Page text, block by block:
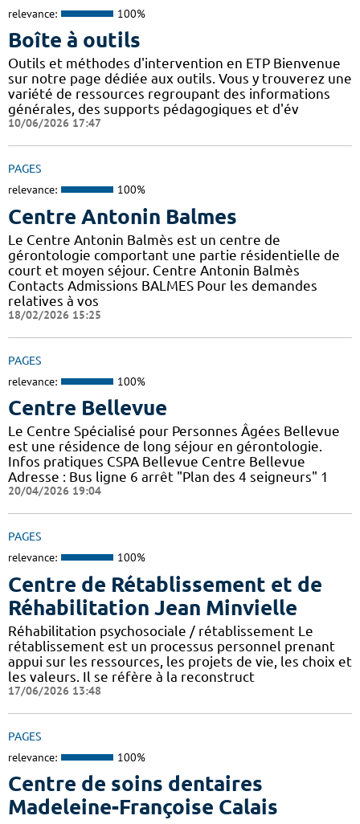
relevance: 100%
Boîte à outils
Outils et méthodes d'intervention en ETP Bienvenue
sur notre page dédiée aux outils. Vous y trouverez une
variété de ressources regroupant des informations
générales, des supports pédagogiques et d'év
10/06/2026 17:47
PAGES
relevance: 100%
Centre Antonin Balmes
Le Centre Antonin Balmès est un centre de
gérontologie comportant une partie résidentielle de
court et moyen séjour. Centre Antonin Balmès
Contacts Admissions BALMES Pour les demandes
relatives à vos
18/02/2026 15:25
PAGES
relevance: 100%
Centre Bellevue
Le Centre Spécialisé pour Personnes Âgées Bellevue
est une résidence de long séjour en gérontologie.
Infos pratiques CSPA Bellevue Centre Bellevue
Adresse : Bus ligne 6 arrêt "Plan des 4 seigneurs" 1
20/04/2026 19:04
PAGES
relevance: 100%
Centre de Rétablissement et de
Réhabilitation Jean Minvielle
Réhabilitation psychosociale / rétablissement Le
rétablissement est un processus personnel prenant
appui sur les ressources, les projets de vie, les choix et
les valeurs. Il se réfère à la reconstruct
17/06/2026 13:48
PAGES
relevance: 100%
Centre de soins dentaires
Madeleine-Françoise Calais